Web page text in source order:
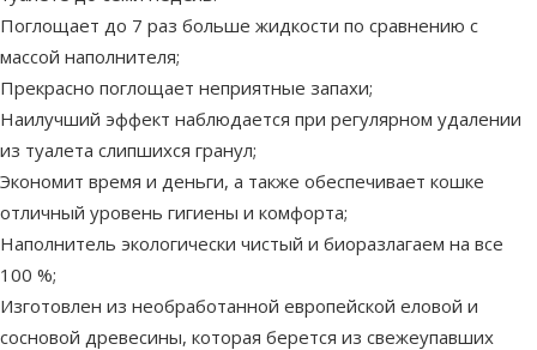
Поглощает до 7 раз больше жидкости по сравнению с
массой наполнителя;
Прекрасно поглощает неприятные запахи;
Наилучший эффект наблюдается при регулярном удалении
из туалета слипшихся гранул;
Экономит время и деньги, а также обеспечивает кошке
отличный уровень гигиены и комфорта;
Наполнитель экологически чистый и биоразлагаем на все
100 %;
Изготовлен из необработанной европейской еловой и
сосновой древесины, которая берется из свежеупавших